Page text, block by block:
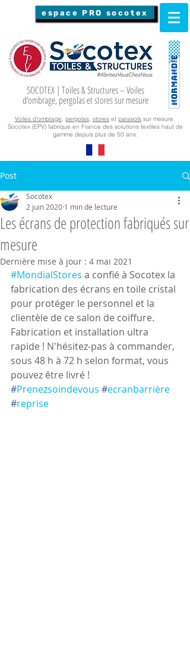
espace PRO socotex
SOCOTEX | Toiles & Structures – Voiles
d’ombrage, pergolas et stores sur mesure
Voiles d’ombrage, pergolas, stores et parasols sur mesure.
Socotex (EPV) fabrique en France des solutions textiles haut de
gamme depuis plus de 50 ans.
Post
Les écrans de protection fabriqués sur
mesure
Socotex
2 juin 2020 1 min de lecture
Dernière mise à jour : 4 mai 2021
#MondialStores a confié à Socotex la
fabrication des écrans en toile cristal
pour protéger le personnel et la
clientèle de ce salon de coiffure.
Fabrication et installation ultra
rapide ! N'hésitez-pas à commander,
sous 48 h à 72 h selon format, vous
pouvez être livré !
#Prenezsoindevous #ecranbarrière
#reprise